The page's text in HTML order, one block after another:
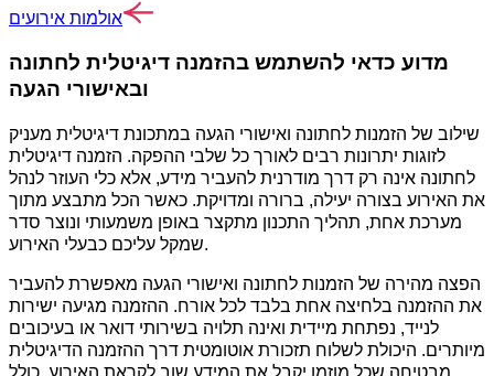
אולמות אירועים
מדוע כדאי להשתמש בהזמנה דיגיטלית לחתונה
ובאישורי הגעה
שילוב של הזמנות לחתונה ואישורי הגעה במתכונת דיגיטלית מעניק
לזוגות יתרונות רבים לאורך כל שלבי ההפקה. הזמנה דיגיטלית
לחתונה אינה רק דרך מודרנית להעביר מידע, אלא כלי העוזר לנהל
את האירוע בצורה יעילה, ברורה ומדויקת. כאשר הכל מתבצע מתוך
מערכת אחת, תהליך התכנון מתקצר באופן משמעותי ונוצר סדר
שמקל עליכם כבעלי האירוע.
הפצה מהירה של הזמנות לחתונה ואישורי הגעה מאפשרת להעביר
את ההזמנה בלחיצה אחת בלבד לכל אורח. ההזמנה מגיעה ישירות
לנייד, נפתחת מיידית ואינה תלויה בשירותי דואר או בעיכובים
מיותרים. היכולת לשלוח תזכורת אוטומטית דרך ההזמנה הדיגיטלית
מבטיחה שכל מוזמן יקבל את המידע שוב לקראת האירוע, כולל